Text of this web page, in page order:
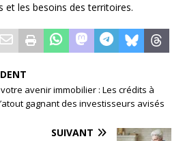
et les besoins des territoires.
avenir immobilier : Les crédits à
gagnant des investisseurs avisés
SUIVANT